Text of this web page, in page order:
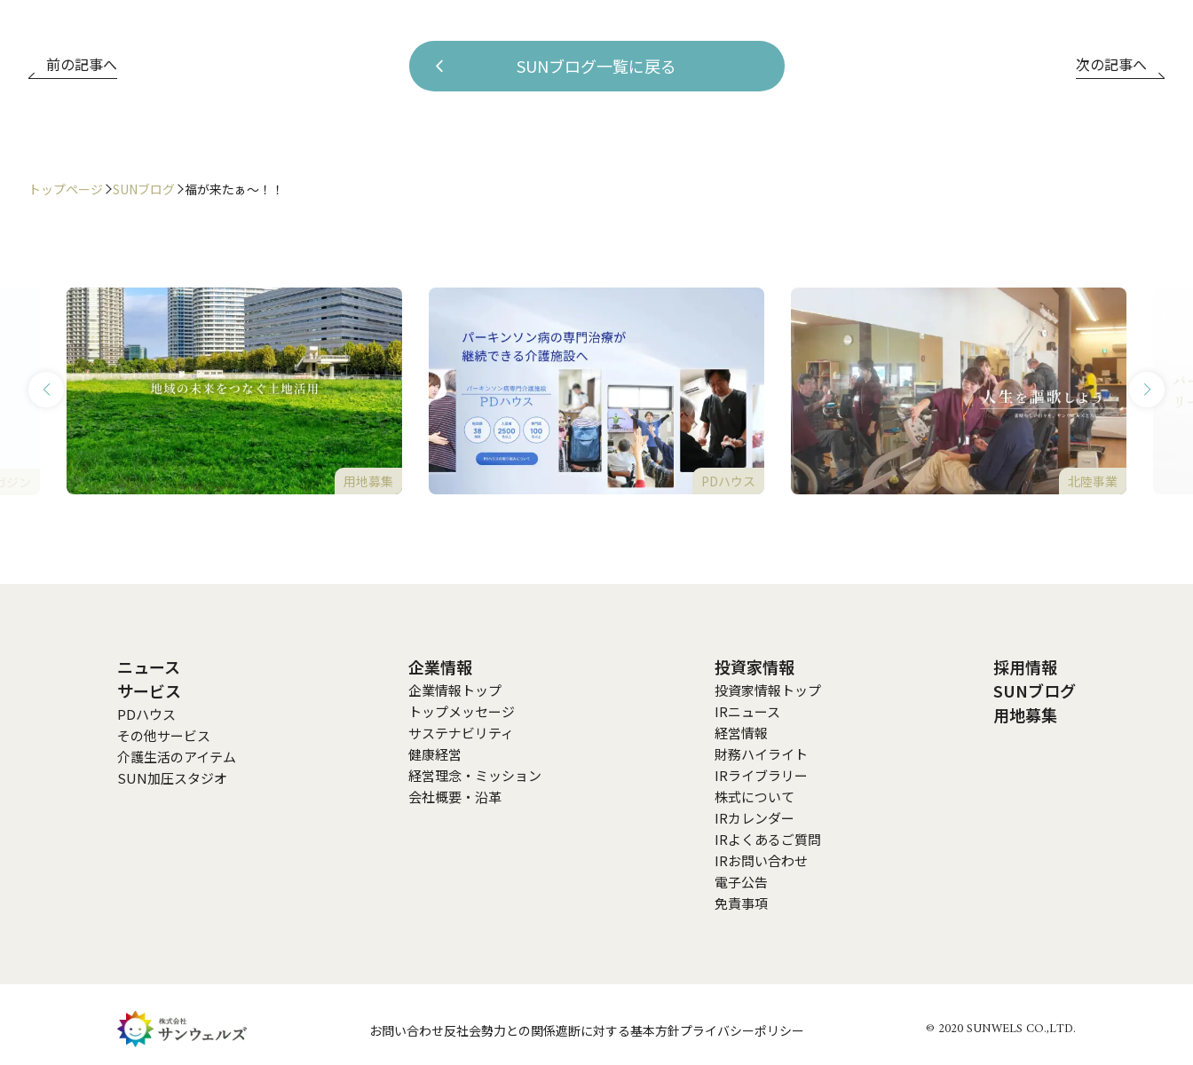
前の記事へ SUNブログ一覧に戻る 次の記事へ
トップページ SUNブログ 福が来たぁ～！！
用地募集 PDハウス 北陸事業
ニュース
サービス
PDハウス
その他サービス
介護生活のアイテム
SUN加圧スタジオ
企業情報
企業情報トップ
トップメッセージ
サステナビリティ
健康経営
経営理念・ミッション
会社概要・沿革
投資家情報
投資家情報トップ
IRニュース
経営情報
財務ハイライト
IRライブラリー
株式について
IRカレンダー
IRよくあるご質問
IRお問い合わせ
電子公告
免責事項
採用情報
SUNブログ
用地募集
お問い合わせ反社会勢力との関係遮断に対する基本方針プライバシーポリシー © 2020 SUNWELS CO.,LTD.